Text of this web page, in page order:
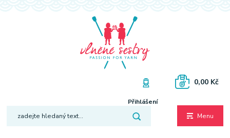
Menu
Přihlášení
0,00 Kč